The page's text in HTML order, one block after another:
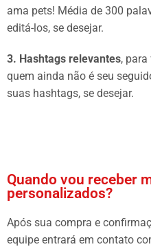
ama pets! Média de 300
editá-los, se desejar.
3. Hashtags relevantes,
quem ainda não é seu
suas hashtags, se desejar.
Quando vou receber
personalizados?
Após sua compra e
equipe entrará em contato